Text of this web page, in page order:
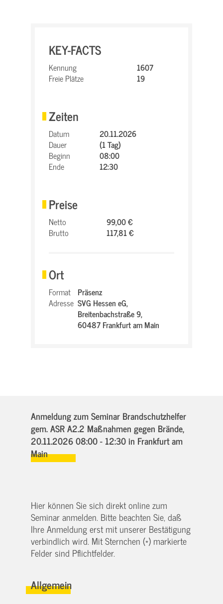
KEY-FACTS
Kennung
1607
Freie Plätze
19
Zeiten
Datum
20.11.2026
Dauer
(1 Tag)
Beginn
08:00
Ende
12:30
Preise
Netto
99,00 €
Brutto
117,81 €
Ort
Format Präsenz
Adresse SVG Hessen eG,
Breitenbachstraße 9,
60487 Frankfurt am Main
Anmeldung zum Seminar Brandschutzhelfer
gem. ASR A2.2 Maßnahmen gegen Brände,
20.11.2026 08:00 - 12:30in Frankfurt am
Main
Hier können Sie sich direkt online zum
Seminar anmelden. Bitte beachten Sie, daß
Ihre Anmeldung erst mit unserer Bestätigung
verbindlich wird. Mit Sternchen (*) markierte
Felder sind Pflichtfelder.
Allgemein